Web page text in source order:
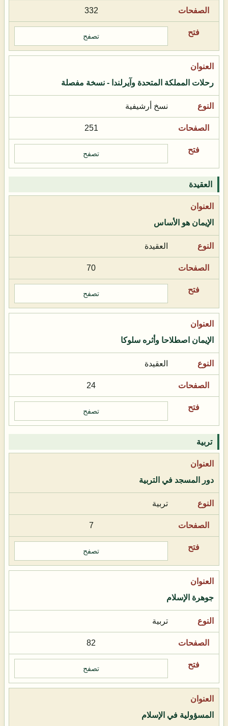
332
تصفح
رحلات المملكة المتحدة وآيرلندا - نسخة مفصلة
نسخ أرشيفية
251
تصفح
العقيدة
الإيمان هو الأساس
العقيدة
70
تصفح
الإيمان اصطلاحا وأثره سلوكا
العقيدة
24
تصفح
تربية
دور المسجد في التربية
تربية
7
تصفح
جوهرة الإسلام
تربية
82
تصفح
المسؤولية في الإسلام